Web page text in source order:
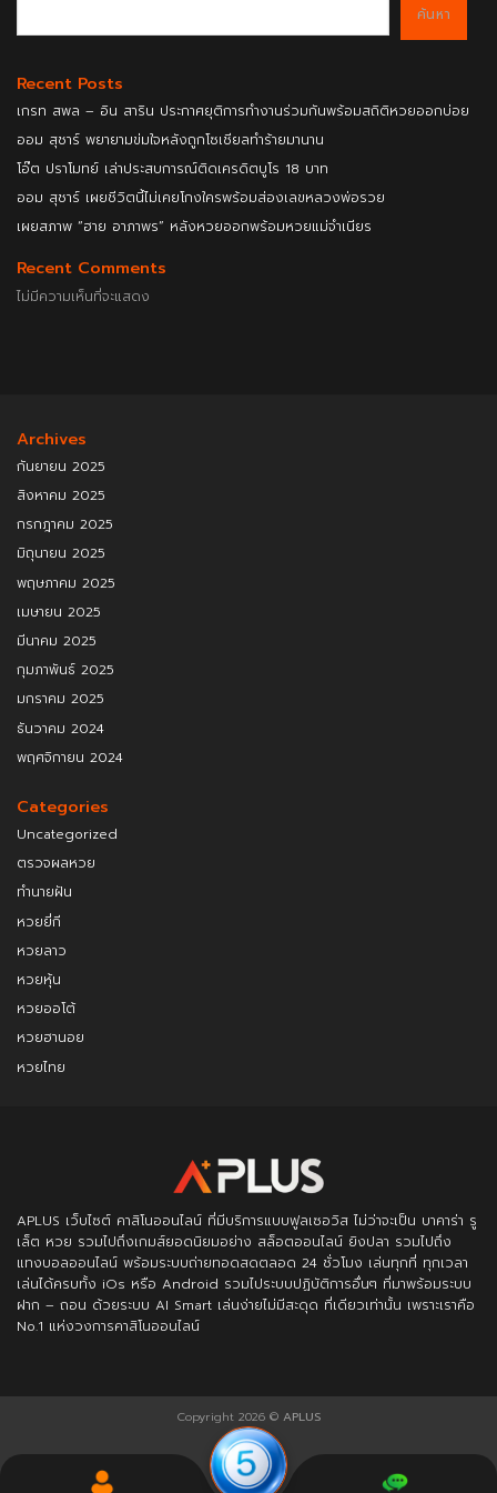
ค้นหา
Recent Posts
เกรท สพล – อิน สาริน ประกาศยุติการทำงานร่วมกันพร้อมสถิติหวยออกบ่อย
ออม สุชาร์ พยายามข่มใจหลังถูกโซเชียลทำร้ายมานาน
โอ๊ต ปราโมทย์ เล่าประสบการณ์ติดเครดิตบูโร 18 บาท
ออม สุชาร์ เผยชีวิตนี้ไม่เคยโกงใครพร้อมส่องเลขหลวงพ่อรวย
เผยสภาพ “ฮาย อาภาพร” หลังหวยออกพร้อมหวยแม่จำเนียร
Recent Comments
ไม่มีความเห็นที่จะแสดง
Archives
กันยายน 2025
สิงหาคม 2025
กรกฎาคม 2025
มิถุนายน 2025
พฤษภาคม 2025
เมษายน 2025
มีนาคม 2025
กุมภาพันธ์ 2025
มกราคม 2025
ธันวาคม 2024
พฤศจิกายน 2024
Categories
Uncategorized
ตรวจผลหวย
ทำนายฝัน
หวยยี่กี
หวยลาว
หวยหุ้น
หวยออโต้
หวยฮานอย
หวยไทย
APLUS เว็บไซต์ คาสิโนออนไลน์ ที่มีบริการแบบฟูลเซอวิส ไม่ว่าจะเป็น บาคาร่า รู
เล็ต หวย รวมไปถึงเกมส์ยอดนิยมอย่าง สล็อตออนไลน์ ยิงปลา รวมไปถึง
แทงบอลออนไลน์ พร้อมระบบถ่ายทอดสดตลอด 24 ชั่วโมง เล่นทุกที่ ทุกเวลา
เล่นได้ครบทั้ง iOs หรือ Android รวมไประบบปฏิบัติการอื่นๆ ที่มาพร้อมระบบ
ฝาก – ถอน ด้วยระบบ AI Smart เล่นง่ายไม่มีสะดุด ที่เดียวเท่านั้น เพราะเราคือ
No.1 แห่งวงการคาสิโนออนไลน์
Copyright 2026 © APLUS